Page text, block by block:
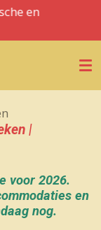
|
voor 2026.
en
nog.